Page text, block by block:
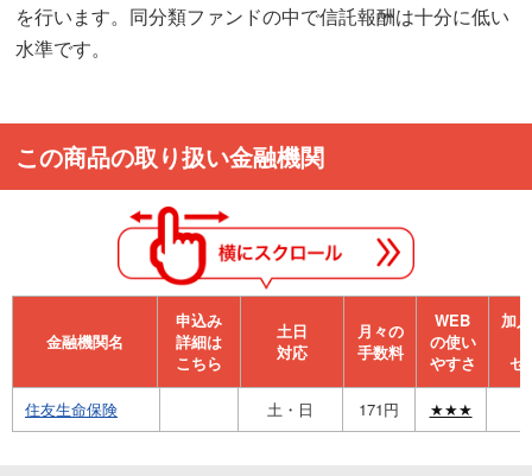
を行います。同分類ファンドの中で信託報酬は十分に低い
水準です。
この商品の取り扱い金融機関
金融機関名
申込み
詳細は
こちら
⼟⽇
対応
月々の
手数料
WEB
の使い
やすさ
加
セ
住友生命保険 土・日 171円 ★★★